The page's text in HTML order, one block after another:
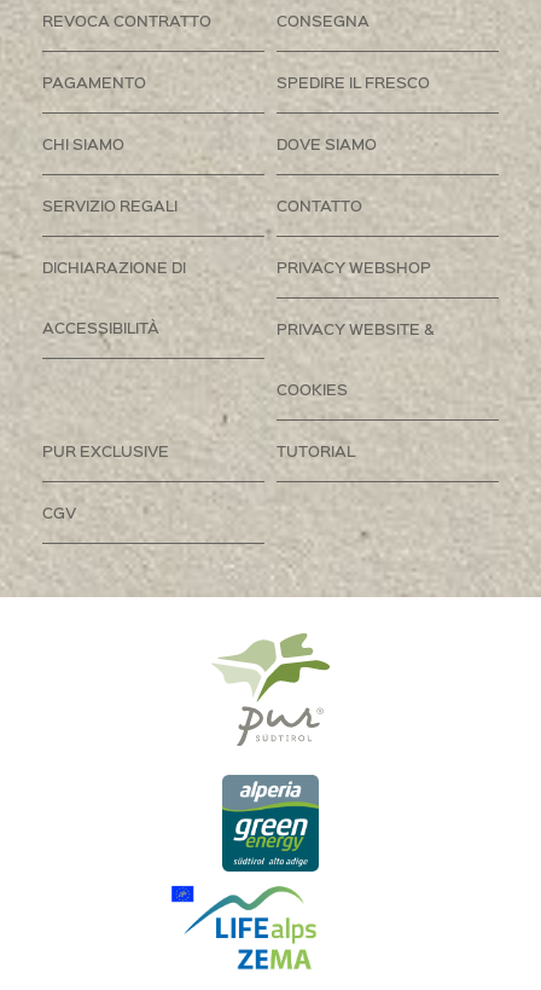
REVOCA CONTRATTO CONSEGNA
PAGAMENTO SPEDIRE IL FRESCO
CHI SIAMO DOVE SIAMO
SERVIZIO REGALI CONTATTO
DICHIARAZIONE DI
ACCESSIBILITÀ
PRIVACY WEBSHOP
PRIVACY WEBSITE &
COOKIES
PUR EXCLUSIVE TUTORIAL
CGV